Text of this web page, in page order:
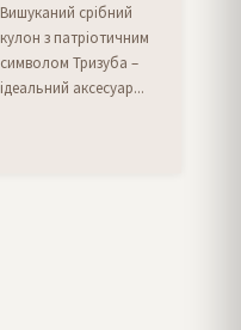
Вишуканий срібний
кулон з патріотичним
символом Тризуба –
ідеальний аксесуар...